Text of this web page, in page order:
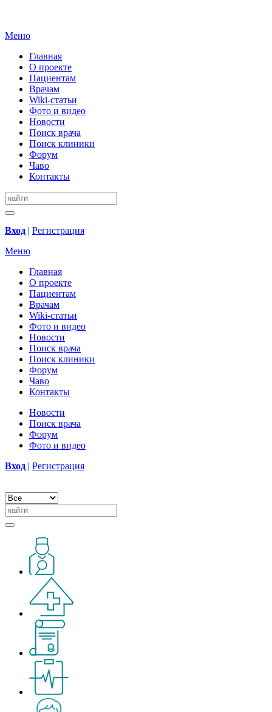
Меню
Главная
О проекте
Пациентам
Врачам
Wiki-статьи
Фото и видео
Новости
Поиск врача
Поиск клиники
Форум
Чаво
Контакты
Вход | Регистрация
Меню
Главная
О проекте
Пациентам
Врачам
Wiki-статьи
Фото и видео
Новости
Поиск врача
Поиск клиники
Форум
Чаво
Контакты
Новости
Поиск врача
Форум
Фото и видео
Вход | Регистрация